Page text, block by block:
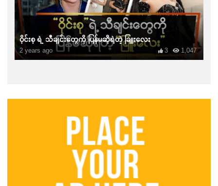
ဝိုင်းစု ရဲ့ သီချင်းတွေကို ပြန်မဆိုရဲတဲ့ ခြူးလေး
2 years ago 1,047
3